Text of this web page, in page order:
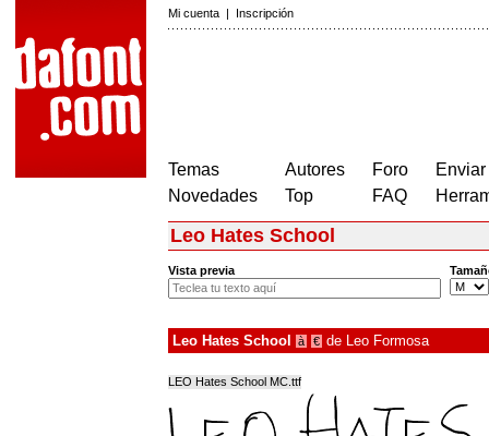
Mi cuenta | Inscripción
Temas
Novedades
Autores
Top
Foro
FAQ
Leo Hates School
Vista previa
Leo Hates School à € de Leo Formosa
LEO Hates School MC.ttf